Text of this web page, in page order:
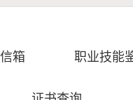
箱 职业技能